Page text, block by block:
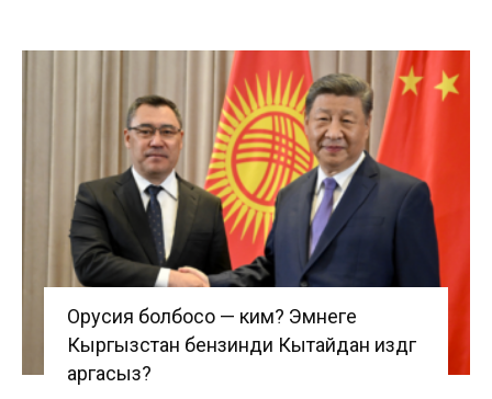
Орусия болбосо — ким? Эмнеге
Кыргызстан бензинди Кытайдан издөөгө
аргасыз?